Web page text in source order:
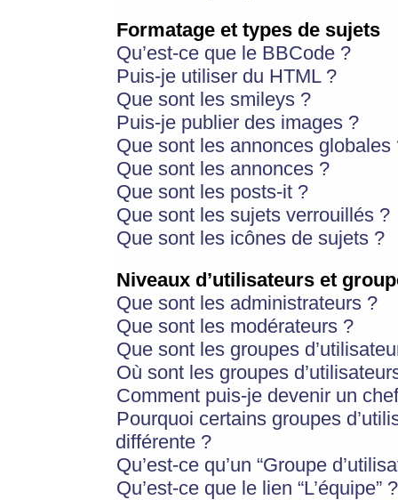
Formatage et types de sujets
Qu’est-ce que le BBCode ?
Puis-je utiliser du HTML ?
Que sont les smileys ?
Puis-je publier des images ?
Que sont les annonces globales
Que sont les annonces ?
Que sont les posts-it ?
Que sont les sujets verrouillés ?
Que sont les icônes de sujets ?
Niveaux d’utilisateurs et
Que sont les administrateurs ?
Que sont les modérateurs ?
Que sont les groupes
Où sont les groupes
Comment puis-je devenir un
Pourquoi certains groupes
différente ?
Qu’est-ce qu’un “Groupe
Qu’est-ce que le lien “L’équipe” ?